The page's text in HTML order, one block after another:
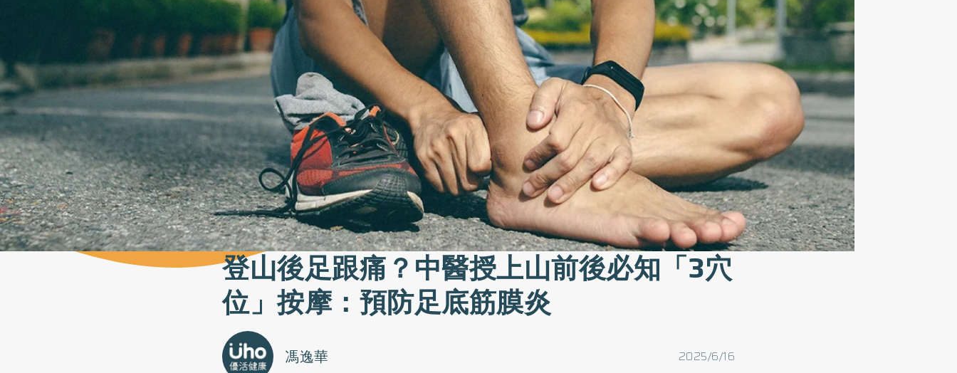
登山後足跟痛？中醫授上山前後必知「3穴
位」按摩：預防足底筋膜炎
2025/6/16
馮逸華